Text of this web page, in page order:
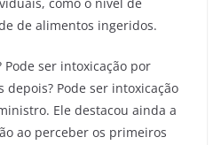
de alimentos ingeridos.
Pode ser intoxicação por
depois? Pode ser intoxicação
Ele destacou ainda a
ao perceber os primeiros